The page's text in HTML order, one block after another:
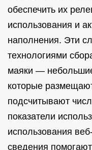
обеспечить их
использования и
наполнения. Эти
технологиями
маяки —
которые
подсчитывают
показатели
использования
сведения